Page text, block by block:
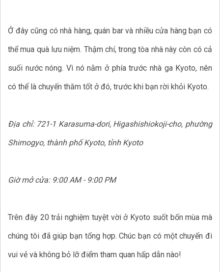
Ở đây cũng có nhà hàng, quán bar và nhiều cửa hàng bạn có
thể mua quà lưu niệm. Thậm chí, trong tòa nhà này còn có cả
suối nước nóng. Vì nó nằm ở phía trước nhà ga Kyoto, nên
có thể là chuyến thăm tốt ở đó, trước khi bạn rời khỏi Kyoto.
Địa chỉ: 721-1 Karasuma-dori, Higashishiokoji-cho, phường
Shimogyo, thành phố Kyoto, tỉnh Kyoto
Giờ mở cửa: 9:00 AM - 9:00 PM
Trên đây 20 trải nghiệm tuyệt vời ở Kyoto suốt bốn mùa mà
chúng tôi đã giúp bạn tổng hợp. Chúc bạn có một chuyến đi
vui vẻ và không bỏ lỡ điểm tham quan hấp dẫn nào!